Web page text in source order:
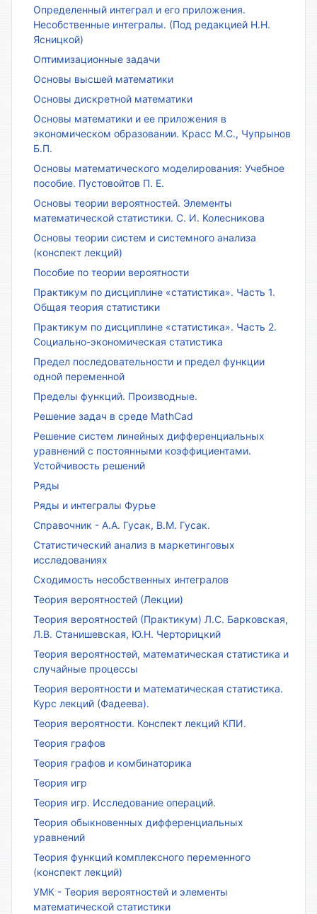
Определенный интеграл и его приложения.
Несобственные интегралы. (Под редакцией Н.Н.
Ясницкой)
Оптимизационные задачи
Основы высшей математики
Основы дискретной математики
Основы математики и ее приложения в
экономическом образовании. Красс М.С., Чупрынов
Б.П.
Основы математического моделирования: Учебное
пособие. Пустовойтов П. Е.
Основы теории вероятностей. Элементы
математической статистики. С. И. Колесникова
Основы теории систем и системного анализа
(конспект лекций)
Пособие по теории вероятности
Практикум по дисциплине «статистика». Часть 1.
Общая теория статистики
Практикум по дисциплине «статистика». Часть 2.
Социально-экономическая статистика
Предел последовательности и предел функции
одной переменной
Пределы функций. Производные.
Решение задач в среде MathCad
Решение систем линейных дифференциальных
уравнений с постоянными коэффициентами.
Устойчивость решений
Ряды
Ряды и интегралы Фурье
Справочник - А.А. Гусак, В.М. Гусак.
Статистический анализ в маркетинговых
исследованиях
Сходимость несобственных интегралов
Теория вероятностей (Лекции)
Теория вероятностей (Практикум) Л.С. Барковская,
Л.В. Станишевская, Ю.Н. Черторицкий
Теория вероятностей, математическая статистика и
случайные процессы
Теория вероятности и математическая статистика.
Курс лекций (Фадеева).
Теория вероятности. Конспект лекций КПИ.
Теория графов
Теория графов и комбинаторика
Теория игр
Теория игр. Исследование операций.
Теория обыкновенных дифференциальных
уравнений
Теория функций комплексного переменного
(конспект лекций)
УМК - Теория вероятностей и элементы
математической статистики